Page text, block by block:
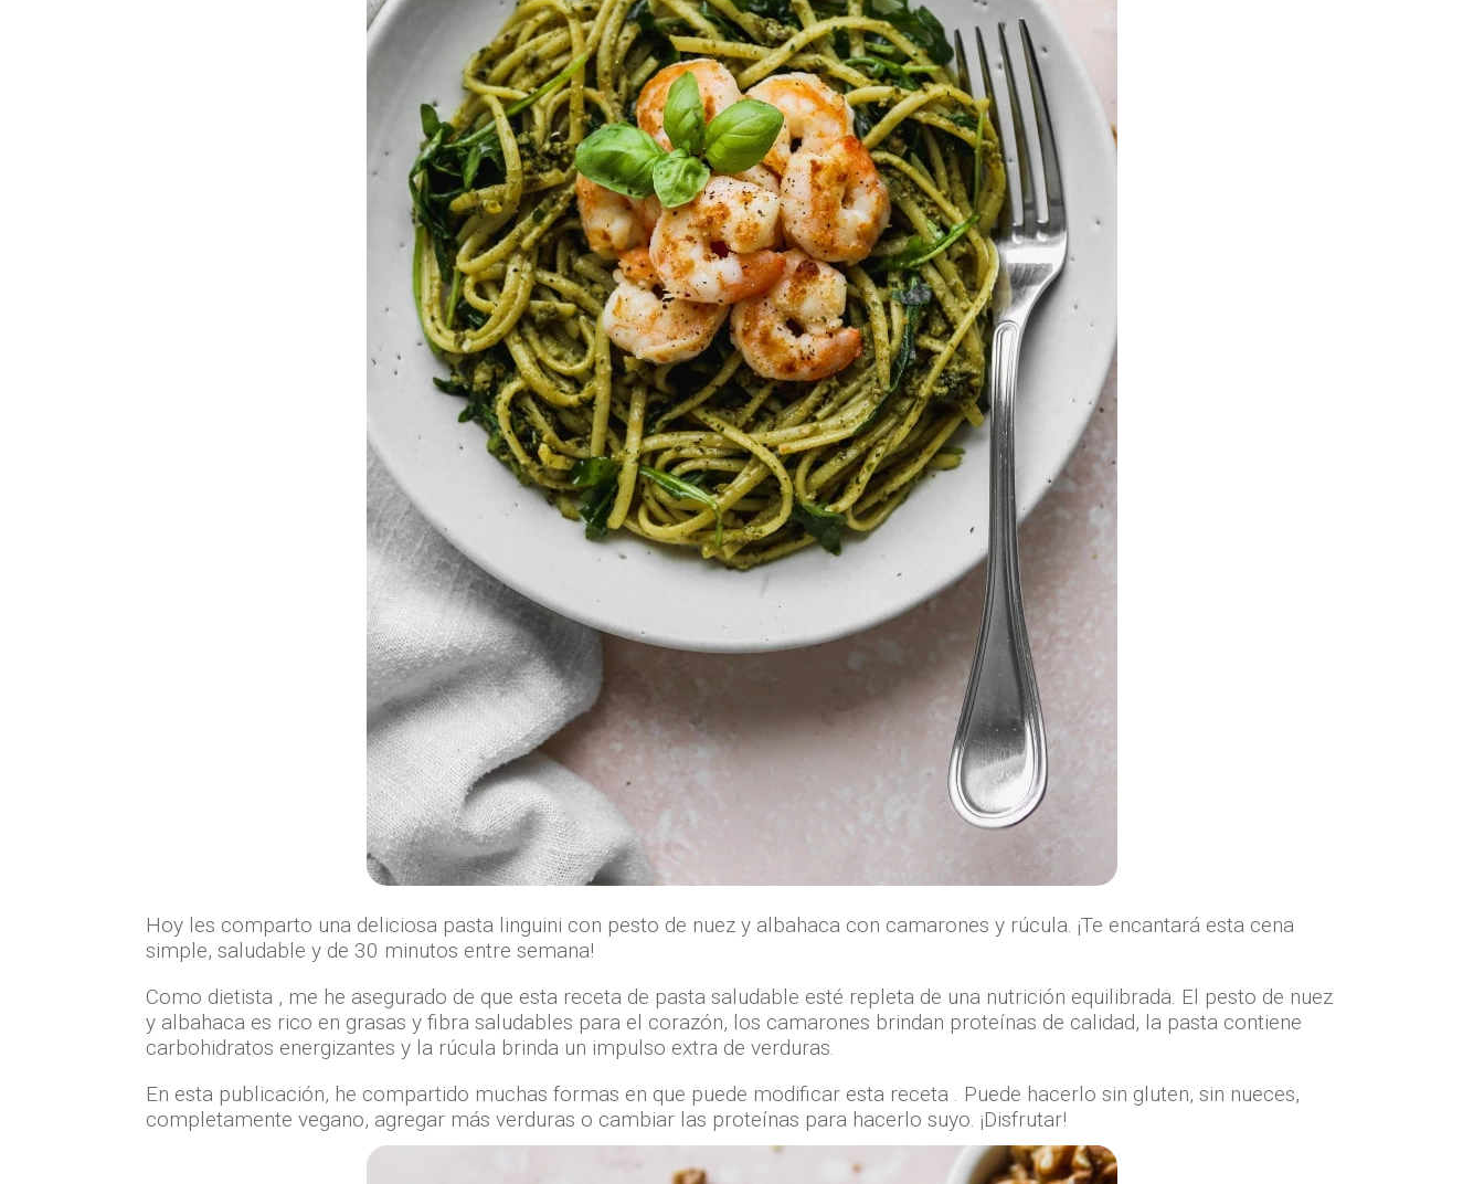
Hoy les comparto una deliciosa pasta linguini con pesto de nuez y albahaca con camarones y rúcula. ¡Te encantará esta cena
simple, saludable y de 30 minutos entre semana!
Como dietista , me he asegurado de que esta receta de pasta saludable esté repleta de una nutrición equilibrada. El pesto de nuez
y albahaca es rico en grasas y fibra saludables para el corazón, los camarones brindan proteínas de calidad, la pasta contiene
carbohidratos energizantes y la rúcula brinda un impulso extra de verduras.
En esta publicación, he compartido muchas formas en que puede modificar esta receta . Puede hacerlo sin gluten, sin nueces,
completamente vegano, agregar más verduras o cambiar las proteínas para hacerlo suyo. ¡Disfrutar!